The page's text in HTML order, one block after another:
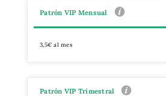
Patrón VIP Mensual
3,5€ al mes
Patrón VIP Trimestral